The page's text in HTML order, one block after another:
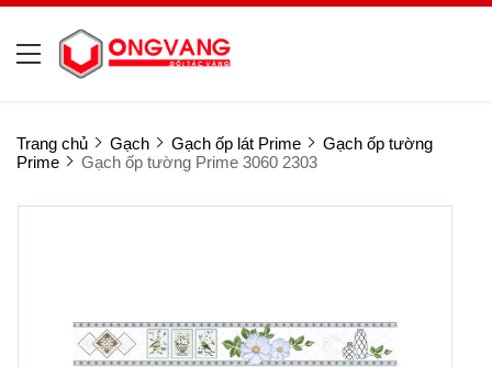
Trang chủ Gạch Gạch ốp lát Prime
Gạch ốp tường
Prime
Gạch ốp tường Prime 3060 2303